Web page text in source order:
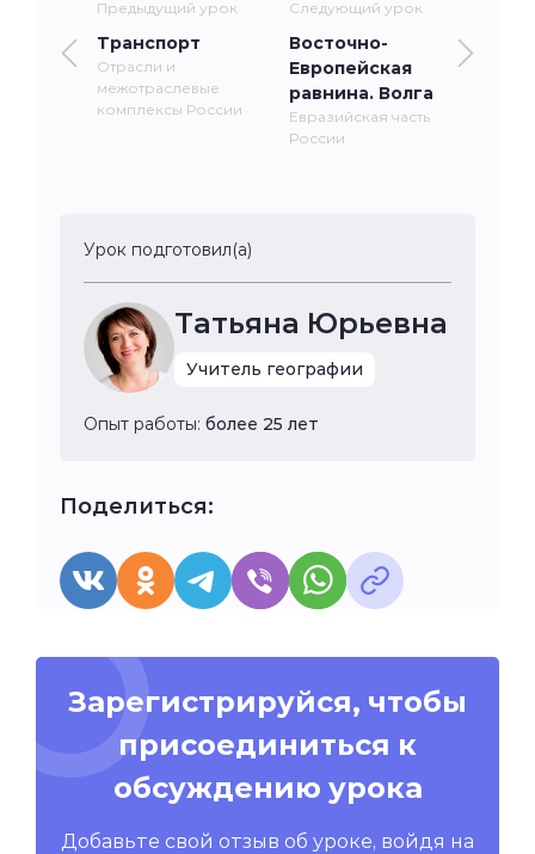
Предыдущий урок
Транспорт
Отрасли и
межотраслевые
комплексы России
Следующий урок
Восточно-
Европейская
равнина. Волга
Евразийская часть
России
Урок подготовил(а)
Татьяна Юрьевна
Учитель географии
Опыт работы: более 25 лет
Поделиться:
Зарегистрируйся, чтобы
присоединиться к
обсуждению урока
Добавьте свой отзыв об уроке, войдя на